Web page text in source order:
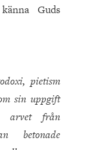
Guds
pietism
sin uppgift
arvet från
betonade